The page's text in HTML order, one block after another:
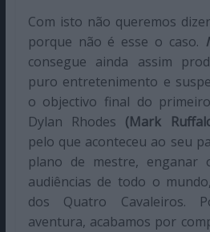
Com isto não queremos
porque não é esse o caso.
consegue ainda assim
puro entretenimento e
o objectivo final do
Dylan Rhodes (Mark
pelo que aconteceu ao seu
plano de mestre, enganar
audiências de todo o
dos Quatro Cavaleiros.
aventura, acabamos por